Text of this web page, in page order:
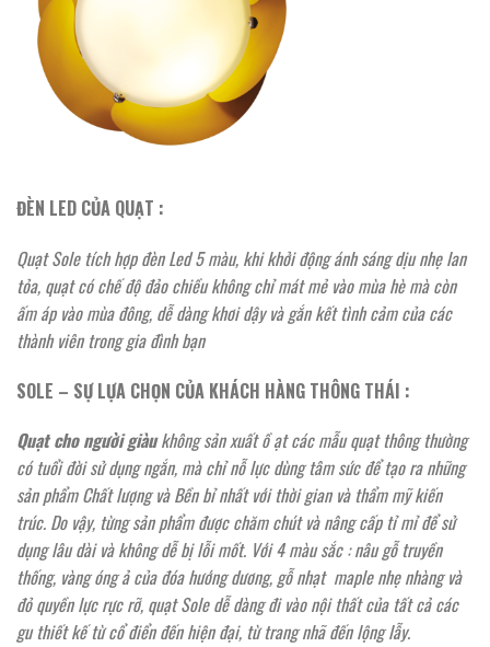
ĐÈN LED CỦA QUẠT :
Quạt Sole tích hợp đèn Led 5 màu, khi khởi động ánh sáng dịu nhẹ lan
tỏa, quạt có chế độ đảo chiều không chỉ mát mẻ vào mùa hè mà còn
ấm áp vào mùa đông, dễ dàng khơi dậy và gắn kết tình cảm của các
thành viên trong gia đình bạn
SOLE – SỰ LỰA CHỌN CỦA KHÁCH HÀNG THÔNG THÁI :
Quạt cho người giàukhông sản xuất ồ ạt các mẫu quạt thông thường
có tuổi đời sử dụng ngắn, mà chỉ nỗ lực dùng tâm sức để tạo ra những
sản phẩm Chất lượng và Bền bỉ nhất với thời gian và thẩm mỹ kiến
trúc. Do vậy, từng sản phẩm được chăm chút và nâng cấp tỉ mỉ để sử
dụng lâu dài và không dễ bị lỗi mốt. Với 4 màu sắc : nâu gỗ truyền
thống, vàng óng ả của đóa hướng dương, gỗ nhạt maple nhẹ nhàng và
đỏ quyền lực rực rỡ, quạt Sole dễ dàng đi vào nội thất của tất cả các
gu thiết kế từ cổ điển đến hiện đại, từ trang nhã đến lộng lẫy.